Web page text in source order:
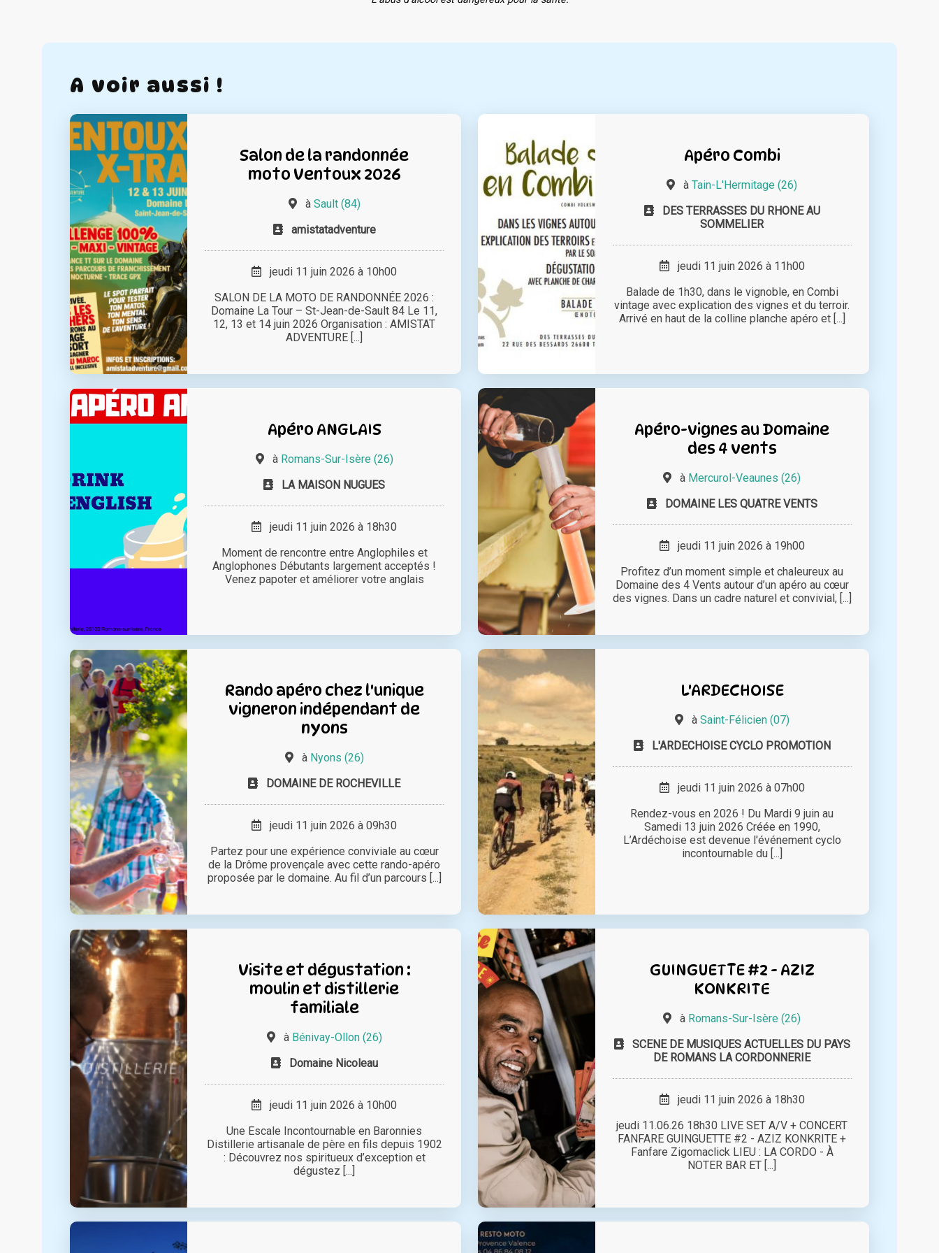
A voir aussi !
Salon de la randonnée
moto Ventoux 2026
à Sault (84)
amistatadventure
jeudi 11 juin 2026 à 10h00
SALON DE LA MOTO DE RANDONNÉE 2026 :
Domaine La Tour – St-Jean-de-Sault 84 Le 11,
12, 13 et 14 juin 2026 Organisation : AMISTAT
ADVENTURE [...]
Apéro Combi
àTain-L'Hermitage (26)
DES TERRASSES DU RHONE AU
SOMMELIER
jeudi 11 juin 2026 à 11h00
Balade de 1h30, dans le vignoble, en Combi
vintage avec explication des vignes et du terroir.
Arrivé en haut de la colline planche apéro et [...]
Apéro ANGLAIS
à Romans-Sur-Isère (26)
LA MAISON NUGUES
jeudi 11 juin 2026 à 18h30
Moment de rencontre entre Anglophiles et
Anglophones Débutants largement acceptés !
Venez papoter et améliorer votre anglais
Apéro-vignes au Domaine
des 4 vents
à Mercurol-Veaunes (26)
DOMAINE LES QUATRE VENTS
jeudi 11 juin 2026 à 19h00
Profitez d’un moment simple et chaleureux au
Domaine des 4 Vents autour d’un apéro au cœur
des vignes. Dans un cadre naturel et convivial, [...]
Rando apéro chez l'unique
vigneron indépendant de
nyons
à Nyons (26)
DOMAINE DE ROCHEVILLE
jeudi 11 juin 2026 à 09h30
Partez pour une expérience conviviale au cœur
de la Drôme provençale avec cette rando-apéro
proposée par le domaine. Au fil d’un parcours [...]
L'ARDECHOISE
à Saint-Félicien (07)
L'ARDECHOISE CYCLO PROMOTION
jeudi 11 juin 2026 à 07h00
Rendez-vous en 2026 ! Du Mardi 9 juin au
Samedi 13 juin 2026 Créée en 1990,
L’Ardéchoise est devenue l'événement cyclo
incontournable du [...]
Visite et dégustation :
moulin et distillerie
familiale
à Bénivay-Ollon (26)
Domaine Nicoleau
jeudi 11 juin 2026 à 10h00
Une Escale Incontournable en Baronnies
Distillerie artisanale de père en fils depuis 1902
: Découvrez nos spiritueux d’exception et
dégustez [...]
GUINGUETTE #2 - AZIZ
KONKRITE
à Romans-Sur-Isère (26)
SCENE DE MUSIQUES ACTUELLES DU PAYS
DE ROMANS LA CORDONNERIE
jeudi 11 juin 2026 à 18h30
jeudi 11.06.26 18h30 LIVE SET A/V + CONCERT
FANFARE GUINGUETTE #2 - AZIZ KONKRITE +
Fanfare Zigomaclick LIEU : LA CORDO - À
NOTER BAR ET [...]